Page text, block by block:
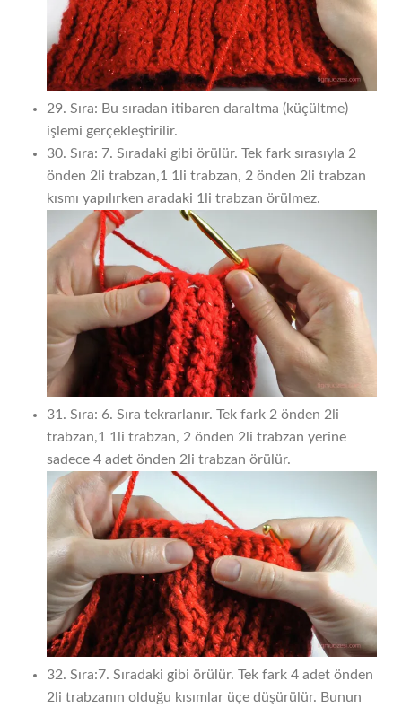
29. Sıra: Bu sıradan itibaren daraltma (küçültme)
işlemi gerçekleştirilir.
30. Sıra: 7. Sıradaki gibi örülür. Tek fark sırasıyla 2
önden 2li trabzan,1 1li trabzan, 2 önden 2li trabzan
kısmı yapılırken aradaki 1li trabzan örülmez.
31. Sıra: 6. Sıra tekrarlanır. Tek fark 2 önden 2li
trabzan,1 1li trabzan, 2 önden 2li trabzan yerine
sadece 4 adet önden 2li trabzan örülür.
32. Sıra:7. Sıradaki gibi örülür. Tek fark 4 adet önden
2li trabzanın olduğu kısımlar üçe düşürülür. Bunun